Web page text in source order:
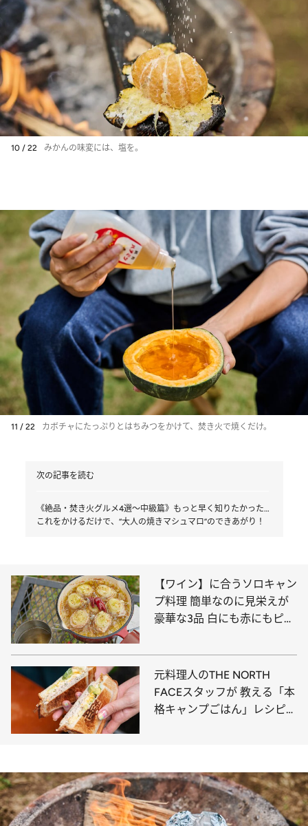
10 / 22 みかんの味変には、塩を。
11 / 22 カボチャにたっぷりとはちみつをかけて、焚き火で焼くだけ。
次の記事を読む
《絶品・焚き火グルメ4選～中級篇》もっと早く知りたかった…
これをかけるだけで、“大人の焼きマシュマロ”のできあがり！
【ワイン】に合うソロキャン
プ料理 簡単なのに見栄えが
豪華な3品 白にも赤にもピッ
元料理人のTHE NORTH
FACEスタッフが 教える「本
格キャンプごはん」レシピ